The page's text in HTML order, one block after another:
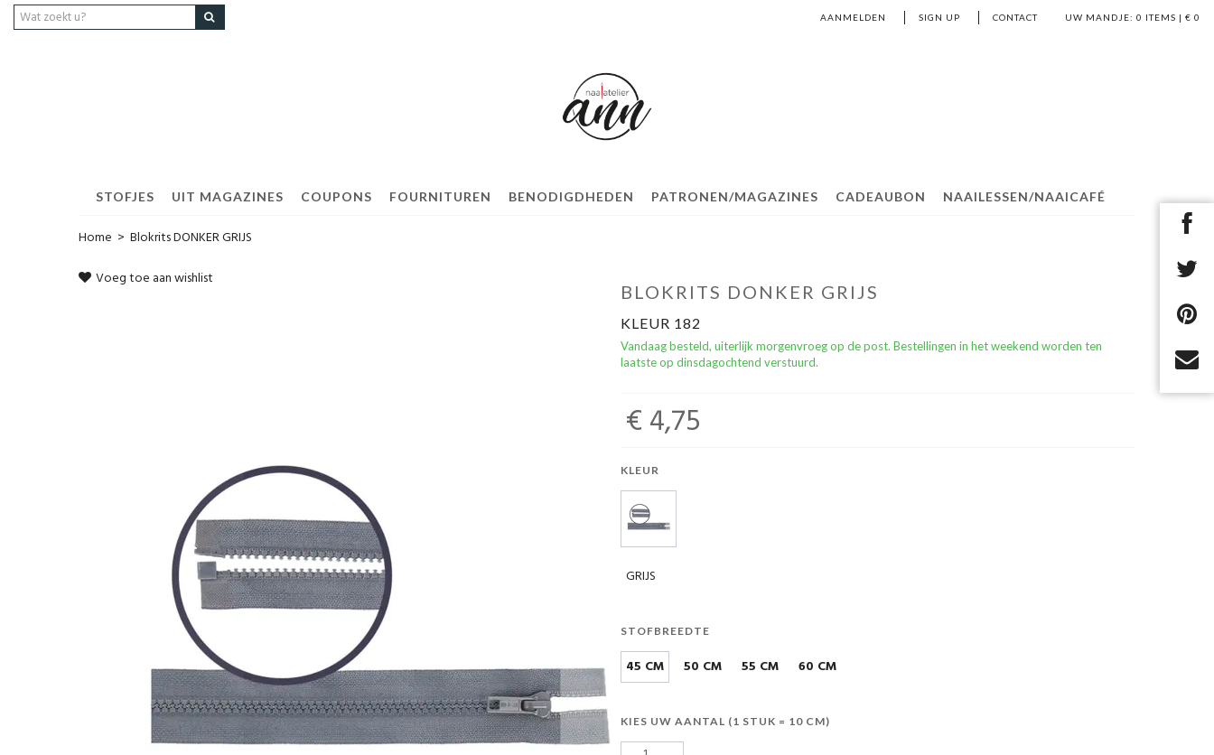
UW MANDJE: 0 ITEMS | € 0
AANMELDEN SIGN UP CONTACT
STOFJES UIT MAGAZINES COUPONS FOURNITUREN BENODIGDHEDEN PATRONEN/MAGAZINES CADEAUBON NAAILESSEN/NAAICAFÉ
Home > Blokrits DONKER GRIJS
Voeg toe aan wishlist
BLOKRITS DONKER GRIJS
KLEUR 182
Vandaag besteld, uiterlijk morgenvroeg op de post. Bestellingen in het weekend worden ten
laatste op dinsdagochtend verstuurd.
€ 4,75
KLEUR
GRIJS
STOFBREEDTE
45 CM 50 CM 55 CM 60 CM
KIES UW AANTAL (1 STUK = 10 CM)